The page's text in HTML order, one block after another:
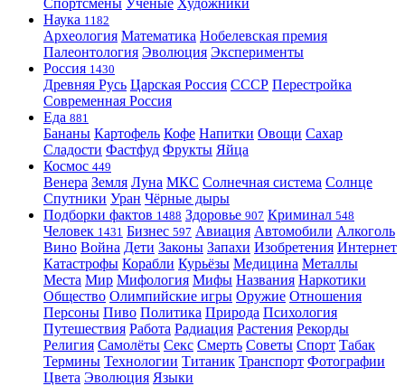
Спортсмены Учёные Художники
Наука 1182
Археология Математика Нобелевская премия
Палеонтология Эволюция Эксперименты
Россия 1430
Древняя Русь Царская Россия СССР Перестройка
Современная Россия
Еда 881
Бананы Картофель Кофе Напитки Овощи Сахар
Сладости Фастфуд Фрукты Яйца
Космос 449
Венера Земля Луна МКС Солнечная система Солнце
Спутники Уран Чёрные дыры
Подборки фактов 1488 Здоровье 907 Криминал 548
Человек 1431 Бизнес 597 Авиация Автомобили Алкоголь
Вино Война Дети Законы Запахи Изобретения Интернет
Катастрофы Корабли Курьёзы Медицина Металлы
Места Мир Мифология Мифы Названия Наркотики
Общество Олимпийские игры Оружие Отношения
Персоны Пиво Политика Природа Психология
Путешествия Работа Радиация Растения Рекорды
Религия Самолёты Секс Смерть Советы Спорт Табак
Термины Технологии Титаник Транспорт Фотографии
Цвета Эволюция Языки